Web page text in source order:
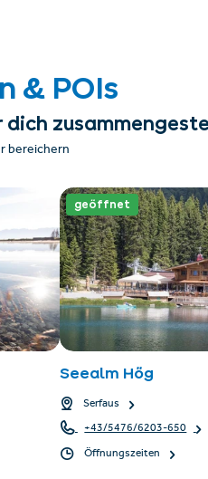
& POIs
dich
bereichern
geöffnet
Seealm Hög
Serfaus
+43/5476/6203-650
Öffnungszeiten